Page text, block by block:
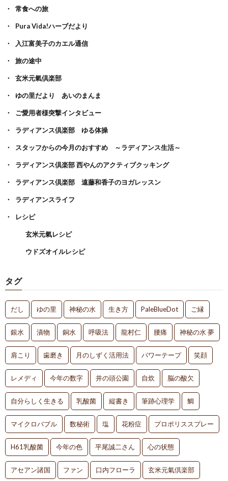
常食への旅
Pura Vida!ハーブだより
入江富美子のカエル通信
旅の途中
玄米元氣倶楽部
ゆの里だより あいのまんま
ご愛用者様突撃インタビュー
ラディアンス倶楽部 ゆる体操
スタッフからの今月のおすすめ ～ラディアンス生活～
ラディアンス倶楽部 西やんのアクティブクッキング
ラディアンス倶楽部 遠藤和香子のヨガレッスン
ラディアンスライフ
レシピ
玄米元氣レシピ
ウドズオイルレシピ
タグ
だし ゆの里 神秘の水 生き方 PaleBlueDot ご縁
銀水 漬物 銅水 呼吸法 龍村仁 腰痛 神秘の水 夢
肩こり 歯磨き 月のしずく活用法 パワーテープ 笑顔
レメディ 今年の数字 井の頭公園 自炊 脳の酸欠
自分らしく生きる 乳酸菌 縦書き 筆跡心理学 鯛
マイクロバブル 数秘術 塩 花粉症 プロポリススプレー
H61乳酸菌 今年の色 平尾誠二さん 心の状態
アセアン諸国 ファン 口内フローラ 玄米元氣倶楽部